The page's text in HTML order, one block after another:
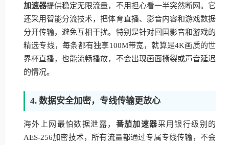
加速器提供稳定无限流量，不用担心看一半突然断网。它
还采用智能分流技术，把体育直播、影音内容和游戏数据
分开传输，避免互相干扰。特别是针对回国影音和游戏的
精选专线，每条都有独享100M带宽，就算是4K画质的世
界杯直播，也能流畅播放，不会出现画面撕裂或声音延迟
的情况。
4. 数据安全加密，专线传输更放心
海外上网最怕数据泄露， 番茄加速器采用银行级别的
AES-256加密技术，所有流量都通过专属专线传输，不会